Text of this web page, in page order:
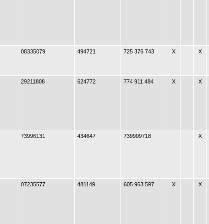
08335079 494721 725 376 743 X X
29211808 624772 774 911 484 X X
73996131 434647 739909718 X
07235577 481149 605 963 597 X X